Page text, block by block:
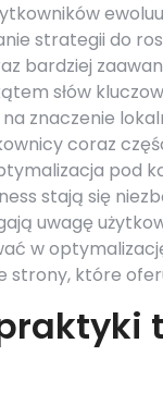
strategii do
bardziej
słów
znaczenie
coraz
pod
stają się
uwagę
w
które